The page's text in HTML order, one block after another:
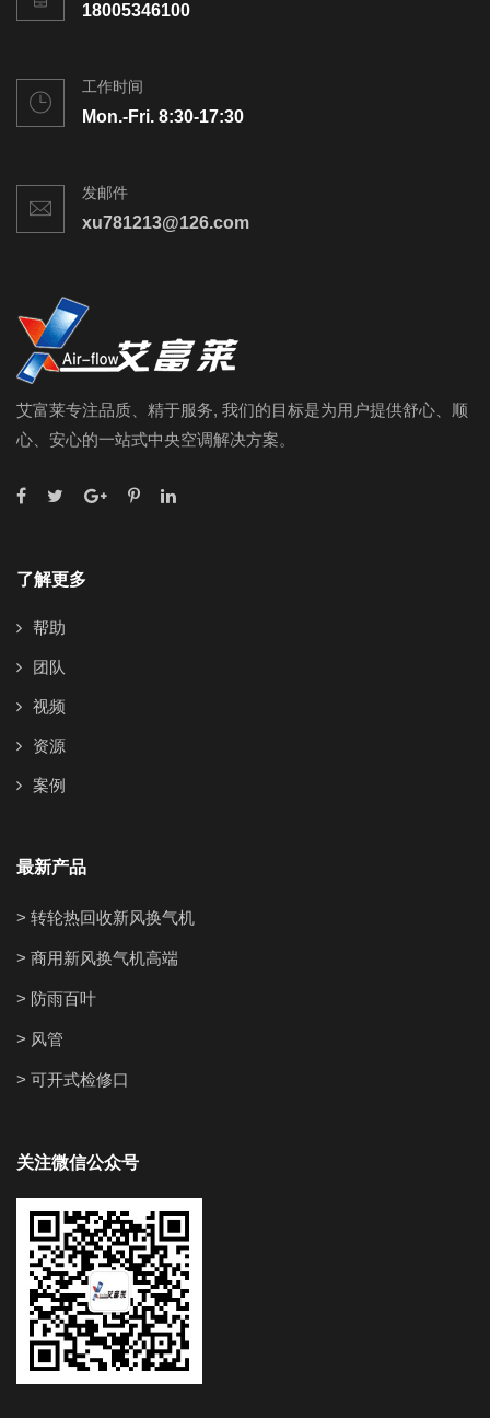
18005346100
工作时间
Mon.-Fri. 8:30-17:30
发邮件
xu781213@126.com
艾富莱专注品质、精于服务, 我们的目标是为用户提供舒心、顺
心、安心的一站式中央空调解决方案。
了解更多
帮助
团队
视频
资源
案例
最新产品
> 转轮热回收新风换气机
> 商用新风换气机高端
> 防雨百叶
> 风管
> 可开式检修口
关注微信公众号